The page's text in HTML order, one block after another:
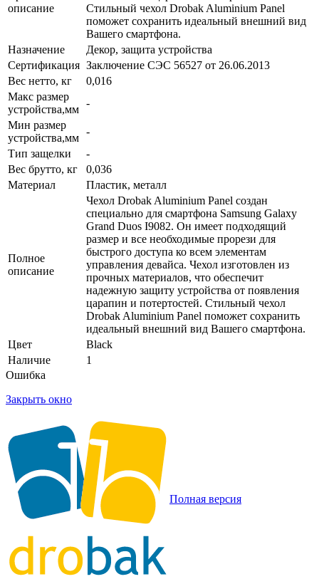
описание
Стильный чехол Drobak Aluminium Panel
поможет сохранить идеальный внешний вид
Вашего смартфона.
Назначение
Декор, защита устройства
Сертификация Заключение СЭС 56527 от 26.06.2013
Вес нетто, кг
0,016
Макс размер
устройства,мм
-
Мин размер
устройства,мм
-
Тип защелки
-
Вес брутто, кг
0,036
Материал
Пластик, металл
Полное
описание
Чехол Drobak Aluminium Panel создан
специально для смартфона Samsung Galaxy
Grand Duos I9082. Он имеет подходящий
размер и все необходимые прорези для
быстрого доступа ко всем элементам
управления девайса. Чехол изготовлен из
прочных материалов, что обеспечит
надежную защиту устройства от появления
царапин и потертостей. Стильный чехол
Drobak Aluminium Panel поможет сохранить
идеальный внешний вид Вашего смартфона.
Цвет
Black
Наличие
1
Ошибка
Закрыть окно
Полная версия